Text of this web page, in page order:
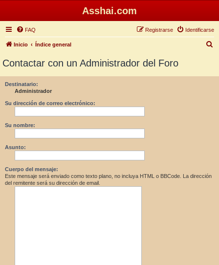
Asshai.com
FAQ Identificarse
Registrarse
Inicio Índice general
Contactar con un Administrador del Foro
Destinatario:
Administrador
Su dirección de correo electrónico:
Su nombre:
Asunto:
Cuerpo del mensaje:
Este mensaje será enviado como texto plano, no incluya HTML o BBCode. La dirección
del remitente será su dirección de email.